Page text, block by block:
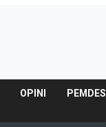
OPINI PEMDES